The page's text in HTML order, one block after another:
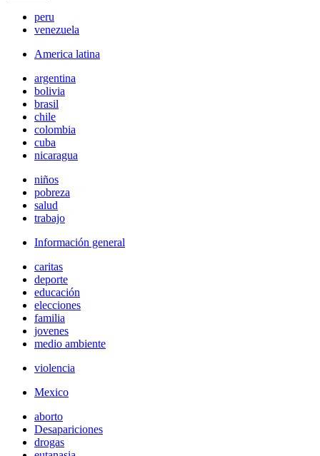
peru
venezuela
America latina
argentina
bolivia
brasil
chile
colombia
cuba
nicaragua
niños
pobreza
salud
trabajo
Información general
caritas
deporte
educación
elecciones
familia
jovenes
medio ambiente
violencia
Mexico
aborto
Desapariciones
drogas